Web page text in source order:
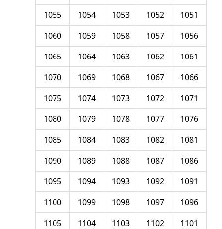
1051
1052
1053
1054
1055
1056
1057
1058
1059
1060
1061
1062
1063
1064
1065
1066
1067
1068
1069
1070
1071
1072
1073
1074
1075
1076
1077
1078
1079
1080
1081
1082
1083
1084
1085
1086
1087
1088
1089
1090
1091
1092
1093
1094
1095
1096
1097
1098
1099
1100
1101
1102
1103
1104
1105